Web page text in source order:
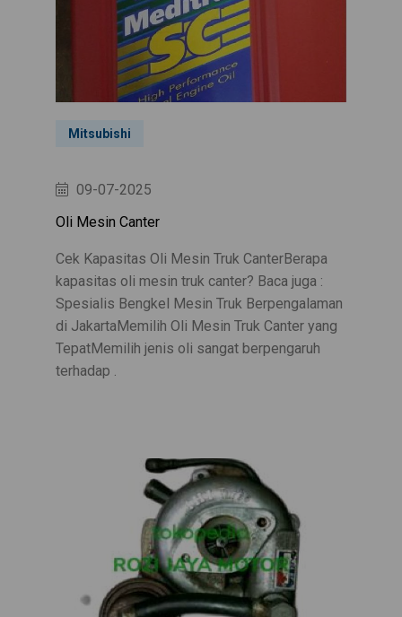
Mitsubishi
09-07-2025
Oli Mesin Canter
Cek Kapasitas Oli Mesin Truk CanterBerapa
kapasitas oli mesin truk canter? Baca juga :
Spesialis Bengkel Mesin Truk Berpengalaman
di JakartaMemilih Oli Mesin Truk Canter yang
TepatMemilih jenis oli sangat berpengaruh
terhadap .